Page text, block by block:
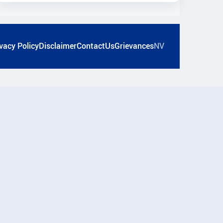
PolicyDisclaimerContactUsGrievancesNV